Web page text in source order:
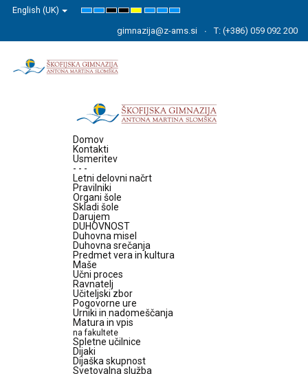
English (UK)
Default
NightHigh
Black
White
High
Black
Yellow
High
Yellow
Black
Set
Font
Set
Font
Set
Font
gimnazija@z-ams.si T: (+386) 059 092 200
Domov
Kontakti
Usmeritev
- - -
Letni delovni načrt
Pravilniki
Organi šole
Skladi šole
Darujem
DUHOVNOST
Duhovna misel
Duhovna srečanja
Predmet vera in kultura
Maše
Učni proces
Ravnatelj
Učiteljski zbor
Pogovorne ure
Urniki in nadomeščanja
Matura in vpis
na fakultete
Spletne učilnice
Dijaki
Dijaška skupnost
Svetovalna služba